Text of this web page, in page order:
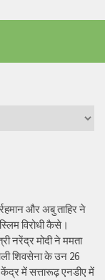
और अबु ताहिर ने
विरोधी कैसे।
नरेंद्र मोदी ने ममता
शिवसेना के उन 26
में सत्तारूढ़ एनडीए में